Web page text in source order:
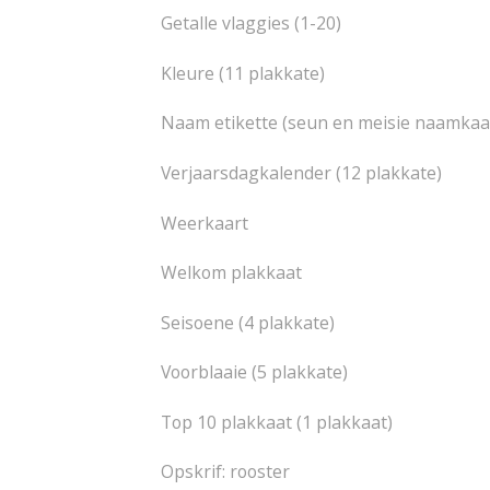
Getalle vlaggies (1-20)
Kleure (11 plakkate)
Naam etikette (seun en meisie
Verjaarsdagkalender (12 plakkate)
Weerkaart
Welkom plakkaat
Seisoene (4 plakkate)
Voorblaaie (5 plakkate)
Top 10 plakkaat (1 plakkaat)
Opskrif: rooster